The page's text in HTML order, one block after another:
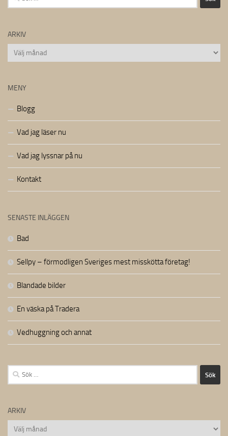
efter:
ARKIV
Arkiv
MENY
Blogg
Vad jag läser nu
Vad jag lyssnar på nu
Kontakt
SENASTE INLÄGGEN
Bad
Sellpy – förmodligen Sveriges mest misskötta företag!
Blandade bilder
En väska på Tradera
Vedhuggning och annat
Sök
efter:
ARKIV
Arkiv